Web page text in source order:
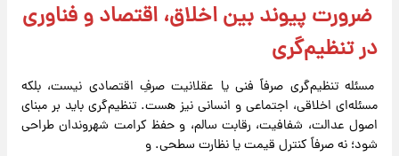
ضرورت پیوند بین اخلاق، اقتصاد و فناوری
در تنظیم‌گری
مسئله تنظیم‌گری صرفاً فنی یا عقلانیت صرفِ اقتصادی نیست، بلکه
مسئله‌ای اخلاقی، اجتماعی و انسانی نیز هست. تنظیم‌گری باید بر مبنای
اصول عدالت، شفافیت، رقابت سالم، و حفظ کرامت شهروندان طراحی
شود؛ نه صرفاً کنترل قیمت یا نظارت سطحی. و